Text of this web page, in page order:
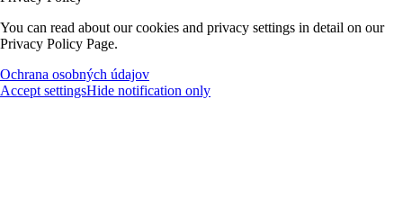
You can read about our cookies and privacy settings in detail on our
Privacy Policy Page.
Ochrana osobných údajov
Accept settingsHide notification only